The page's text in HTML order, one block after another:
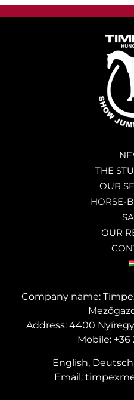
THE
OUR
HORSE-
OUR
Company name:
Address: 4400
Mobile: +36
English,
Email: